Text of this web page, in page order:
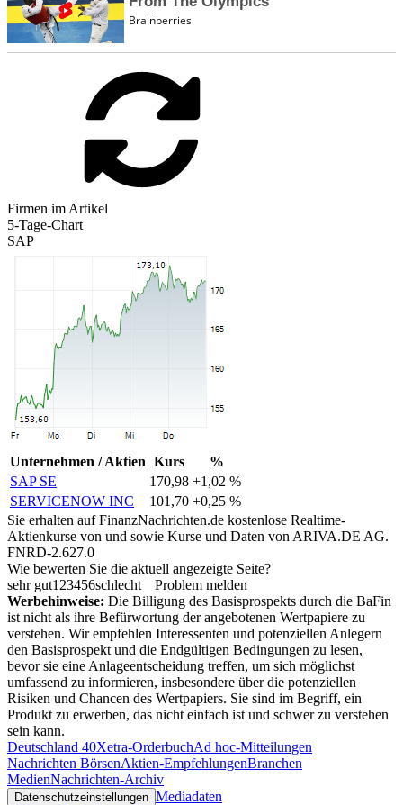
Firmen im Artikel
5-Tage-Chart
SAP
Unternehmen / Aktien Kurs
%
SAP SE
170,98 +1,02 %
SERVICENOW INC
101,70 +0,25 %
Sie erhalten auf FinanzNachrichten.de kostenlose Realtime-
Aktienkurse von und sowie Kurse und Daten von ARIVA.DE AG.
FNRD-2.627.0
Wie bewerten Sie die aktuell angezeigte Seite?
sehr gut1 23456schlecht
Problem melden
Werbehinweise: Die Billigung des Basisprospekts durch die BaFin
ist nicht als ihre Befürwortung der angebotenen Wertpapiere zu
verstehen. Wir empfehlen Interessenten und potenziellen Anlegern
den Basisprospekt und die Endgültigen Bedingungen zu lesen,
bevor sie eine Anlageentscheidung treffen, um sich möglichst
umfassend zu informieren, insbesondere über die potenziellen
Risiken und Chancen des Wertpapiers. Sie sind im Begriff, ein
Produkt zu erwerben, das nicht einfach ist und schwer zu verstehen
sein kann.
Deutschland 40Xetra-OrderbuchAd hoc-Mitteilungen
Nachrichten BörsenAktien-EmpfehlungenBranchen
MedienNachrichten-Archiv
Datenschutzeinstellungen Mediadaten